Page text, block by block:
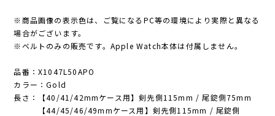
※商品画像の表示色は、ご覧になるPC等の環境により実際と異なる
場合がございます。
※ベルトのみの販売です。Apple Watch本体は付属しません。
品番：X1047L50APO
カラー：Gold
長さ：【40/41/42mmケース用】剣先側115mm / 尾錠側75mm
【44/45/46/49mmケース用】剣先側115mm / 尾錠側